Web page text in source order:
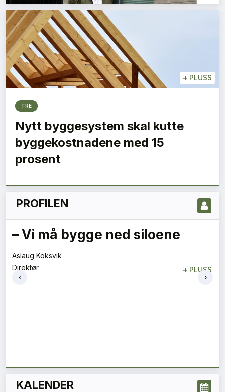
LES NYESTE UTGIVELSE HER
+ PLUSS
TRE
Nytt byggesystem skal kutte
byggekostnadene med 15
prosent
PROFILEN
Flygelederen som ble best på
bakken
Tore Tveit
‹ ›
KALENDER